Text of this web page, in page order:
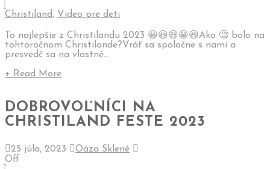
Christiland, Video pre deti
To najlepšie z Christilandu 2023 😀😃😄😁😆Ako 🧐 bolo na
tohtoročnom Christilande?Vráť sa spoločne s nami a
presvedč sa na vlastné...
+ Read More
DOBROVOĽNÍCI NA
CHRISTILAND FESTE 2023
25 júla, 2023
Oáza Sklené
Off